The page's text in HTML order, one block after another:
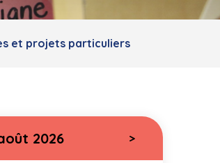
et projets particuliers
2026 >